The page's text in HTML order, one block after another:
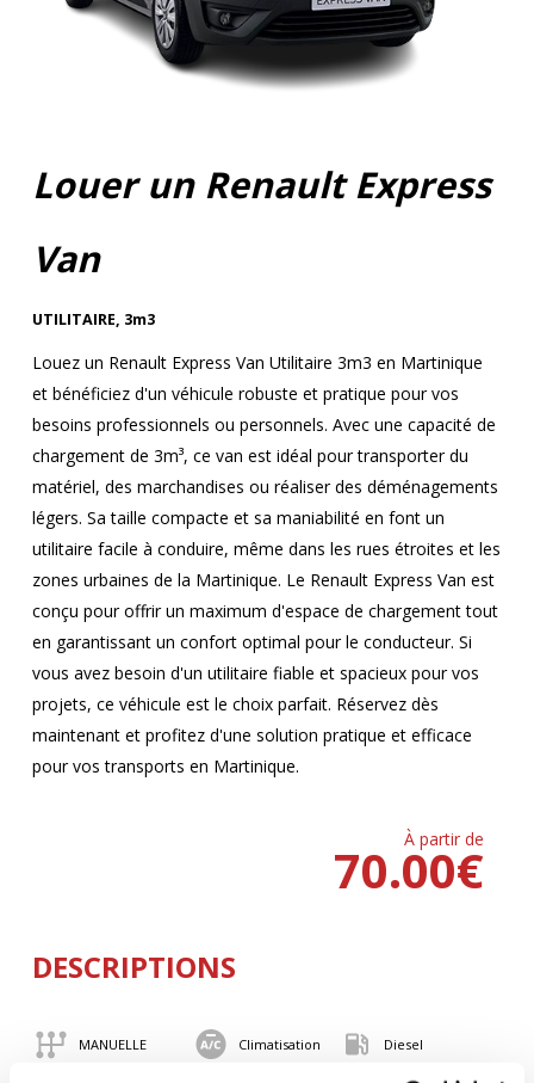
Louer un Renault Express
Van
UTILITAIRE, 3m3
Louez un Renault Express Van Utilitaire 3m3 en Martinique
et bénéficiez d'un véhicule robuste et pratique pour vos
besoins professionnels ou personnels. Avec une capacité de
chargement de 3m³, ce van est idéal pour transporter du
matériel, des marchandises ou réaliser des déménagements
légers. Sa taille compacte et sa maniabilité en font un
utilitaire facile à conduire, même dans les rues étroites et les
zones urbaines de la Martinique. Le Renault Express Van est
conçu pour offrir un maximum d'espace de chargement tout
en garantissant un confort optimal pour le conducteur. Si
vous avez besoin d'un utilitaire fiable et spacieux pour vos
projets, ce véhicule est le choix parfait. Réservez dès
maintenant et profitez d'une solution pratique et efficace
pour vos transports en Martinique.
À partir de
€
70.00
DESCRIPTIONS
MANUELLE Climatisation Diesel